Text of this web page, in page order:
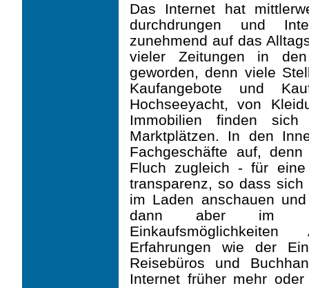
Das Internet hat
durchdrungen und
zunehmend auf das
vieler Zeitungen in
geworden, denn viele
Kaufangebote und
Hochseeyacht, von
Immobilien finden
Marktplätzen. In den
Fachgeschäfte auf,
Fluch zugleich - für
transparenz, so dass
im Laden anschauen
dann aber im
Erfahrungen wie der
Reisebüros und
Internet früher mehr